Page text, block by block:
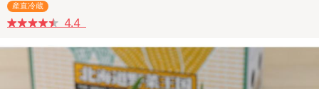
産直冷蔵
4.4